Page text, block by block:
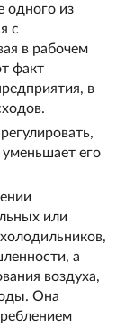
одного из
с
в рабочем
факт
в
его
или
а
воздуха,
Она